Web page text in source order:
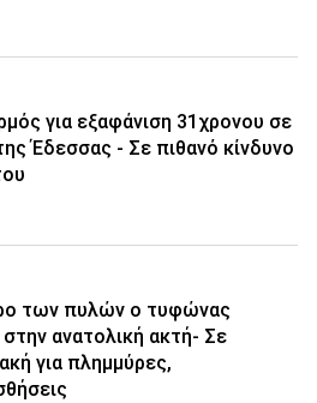
για εξαφάνιση 31χρονου σε
Έδεσσας - Σε πιθανό κίνδυνο
των πυλών ο τυφώνας
ανατολική ακτή- Σε
για πλημμύρες,